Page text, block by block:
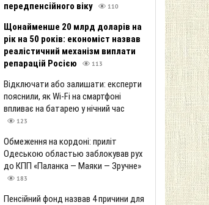
передпенсійного віку
110
Щонайменше 20 млрд доларів на
рік на 50 років: економіст назвав
реалістичний механізм виплати
репарацій Росією
113
Відключати або залишати: експерти
пояснили, як Wi-Fi на смартфоні
впливає на батарею у нічний час
123
Обмеження на кордоні: приліт
Одеською областью заблокував рух
до КПП «Паланка — Маяки — Зручне»
183
Пенсійний фонд назвав 4 причини для